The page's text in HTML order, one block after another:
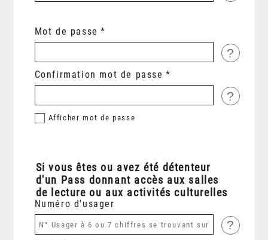
Mot de passe
?
Confirmation mot de passe
?
Afficher mot de passe
Si vous êtes ou avez été détenteur
d'un Pass donnant accès aux salles
de lecture ou aux activités culturelles
Numéro d'usager
?